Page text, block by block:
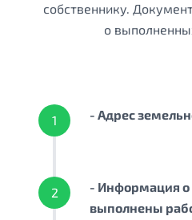
собственнику.
о
1 - Адрес
2
- Информация о
выполнены